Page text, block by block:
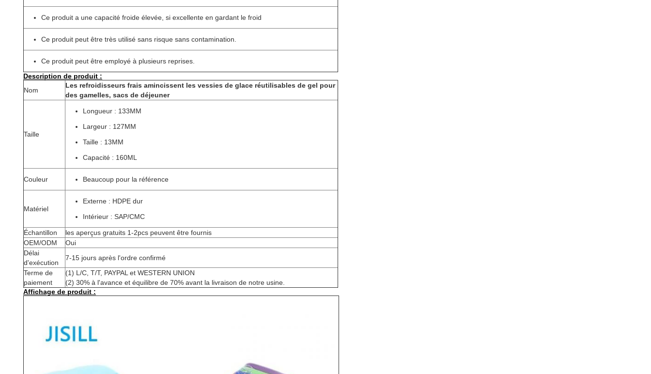
Ce produit a une capacité froide élevée, si excellente en gardant le froid
Ce produit peut être très utilisé sans risque sans contamination.
Ce produit peut être employé à plusieurs reprises.
Description de produit :
Nom
Les refroidisseurs frais amincissent les vessies de glace réutilisables de gel pour
des gamelles, sacs de déjeuner
Taille
Longueur : 133MM
Largeur : 127MM
Taille : 13MM
Capacité : 160ML
Couleur Beaucoup pour la référence
Matériel
Externe : HDPE dur
Intérieur : SAP/CMC
Échantillon
les aperçus gratuits 1-2pcs peuvent être fournis
OEM/ODM
Oui
Délai
d'exécution
7-15 jours après l'ordre confirmé
Terme de
paiement
(1) L/C, T/T, PAYPAL et WESTERN UNION
(2) 30% à l'avance et équilibre de 70% avant la livraison de notre usine.
Affichage de produit :